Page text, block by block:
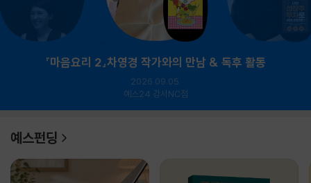
『마음요리 2』차영경 작가와의 만남 & 독후 활동
2026.09.05.
예스24 강서NC점
예스펀딩